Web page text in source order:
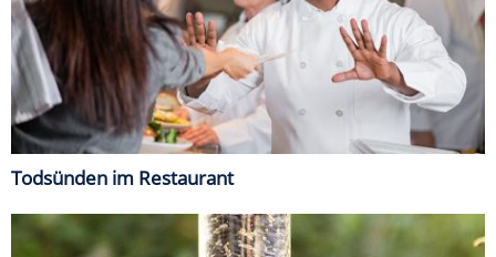
Todsünden im Restaurant